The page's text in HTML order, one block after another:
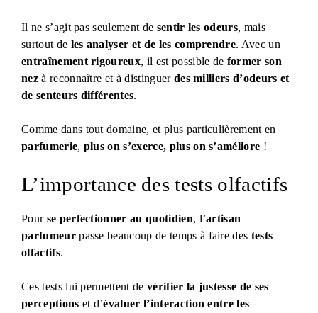
Il ne s’agit pas seulement de sentir les odeurs, mais
surtout de les analyser et de les comprendre. Avec un
entraînement rigoureux, il est possible de former son
nezà reconnaître et à distinguer des milliers d’odeurs et
de senteurs différentes.
Comme dans tout domaine, et plus particulièrement en
parfumerie, plus on s’exerce, plus on s’améliore !
L’importance des tests olfactifs
Pour se perfectionner au quotidien, l’artisan
parfumeurpasse beaucoup de temps à faire des tests
olfactifs.
Ces tests lui permettent de vérifier la justesse de ses
perceptions et d’évaluer l’interaction entre les